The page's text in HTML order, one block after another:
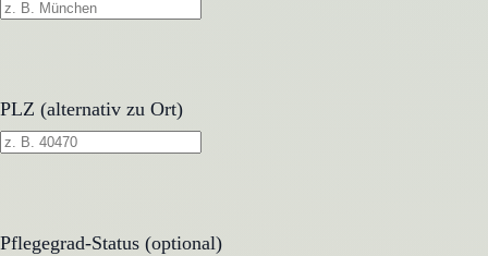
PLZ (alternativ zu Ort)
Pflegegrad-Status (optional)
Pflegegrad-Status (optional)